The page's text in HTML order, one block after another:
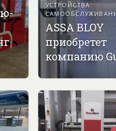
УСТРОЙСТВА
ASSA BLOY
приобретет
компанию